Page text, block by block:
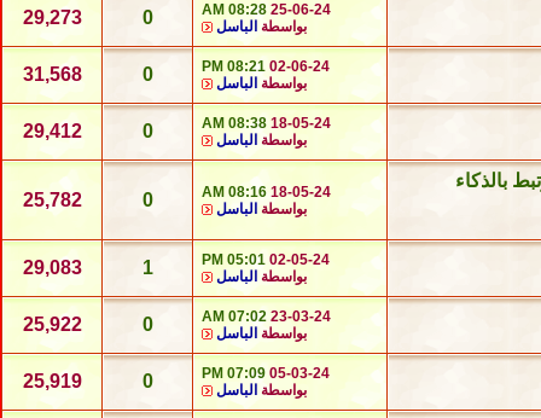
25-06-24
08:28 AM
بواسطة الباسل 0
29,273
02-06-24
08:21 PM
بواسطة الباسل 0
31,568
18-05-24
08:38 AM
بواسطة الباسل 0
29,412
بالذكاء
18-05-24
08:16 AM
بواسطة الباسل 0
25,782
02-05-24
05:01 PM
بواسطة الباسل 1
29,083
23-03-24
07:02 AM
بواسطة الباسل 0
25,922
05-03-24
07:09 PM
بواسطة الباسل 0
25,919